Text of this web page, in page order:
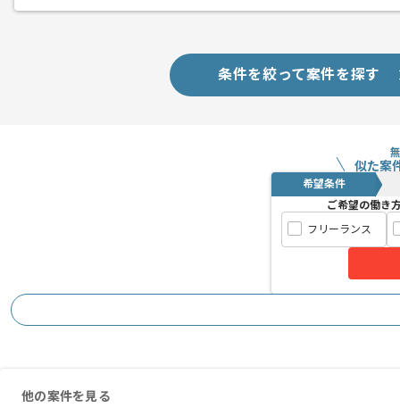
条件を絞って案件を探す
似た案
希望条件
ご希望の働き
フリーランス
他の案件を見る